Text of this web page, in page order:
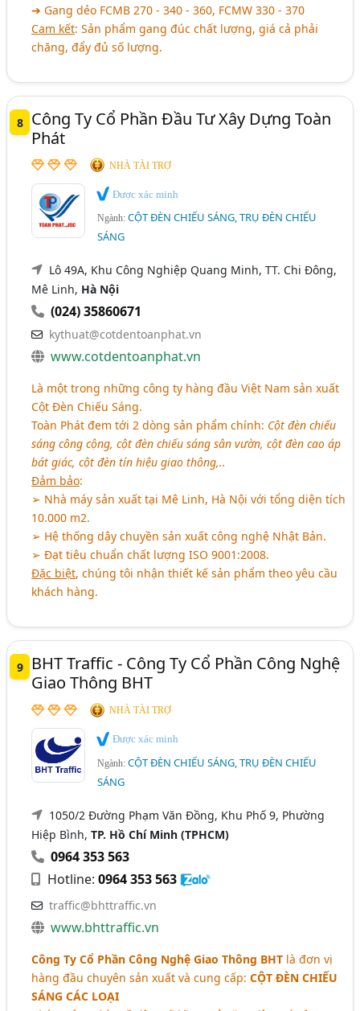
➔ Gang dẻo FCMB 270 - 340 - 360, FCMW 330 - 370
Cam kết: Sản phẩm gang đúc chất lượng, giá cả phải
chăng, đẩy đủ số lượng.
8
Công Ty Cổ Phần Đầu Tư Xây Dựng Toàn
Phát
NHÀ TÀI TRỢ
Được xác minh
Ngành:CỘT ĐÈN CHIẾU SÁNG, TRỤ ĐÈN CHIẾU
SÁNG
Lô 49A, Khu Công Nghiệp Quang Minh, TT. Chi Đông,
Mê Linh, Hà Nội
(024) 35860671
kythuat@cotdentoanphat.vn
www.cotdentoanphat.vn
Là một trong những công ty hàng đầu Việt Nam sản xuất
Cột Đèn Chiếu Sáng.
Toàn Phát đem tới 2 dòng sản phẩm chính: Cột đèn chiếu
sáng công cộng, cột đèn chiếu sáng sân vườn, cột đèn cao áp
bát giác, cột đèn tín hiệu giao thông,..
Đảm bảo:
➢ Nhà máy sản xuất tại Mê Linh, Hà Nội với tổng diện tích
10.000 m2.
➢ Hệ thống dây chuyền sản xuất công nghệ Nhật Bản.
➢ Đạt tiêu chuẩn chất lượng ISO 9001:2008.
Đặc biệt, chúng tôi nhận thiết kế sản phẩm theo yêu cầu
khách hàng.
9
BHT Traffic - Công Ty Cổ Phần Công Nghệ
Giao Thông BHT
NHÀ TÀI TRỢ
Được xác minh
Ngành:CỘT ĐÈN CHIẾU SÁNG, TRỤ ĐÈN CHIẾU
SÁNG
1050/2 Đường Phạm Văn Đồng, Khu Phố 9, Phường
Hiệp Bình,TP. Hồ Chí Minh (TPHCM)
0964 353 563
Hotline:0964 353 563
traffic@bhttraffic.vn
www.bhttraffic.vn
Công Ty Cổ Phần Công Nghệ Giao Thông BHT là đơn vị
hàng đầu chuyên sản xuất và cung cấp:CỘT ĐÈN CHIẾU
SÁNG CÁC LOẠI